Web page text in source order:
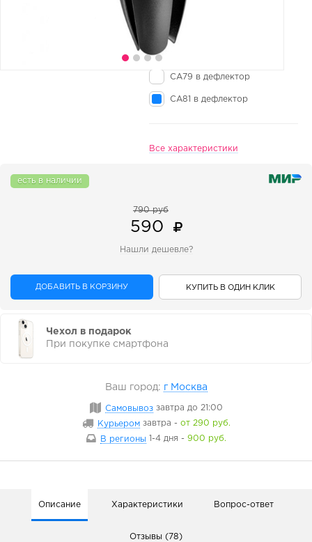
CA79 в дефлектор
CA81 в дефлектор
Все характеристики
есть в наличии
790 руб
590
Нашли дешевле?
ДОБАВИТЬ В КОРЗИНУ КУПИТЬ В ОДИН КЛИК
Чехол в подарок
При покупке смартфона
Ваш город: г Москва
Самовывоз завтра до 21:00
Курьером завтра - от 290 руб.
В регионы
1-4 дня - 900 руб.
Описание Характеристики Вопрос-ответ
Отзывы (78)